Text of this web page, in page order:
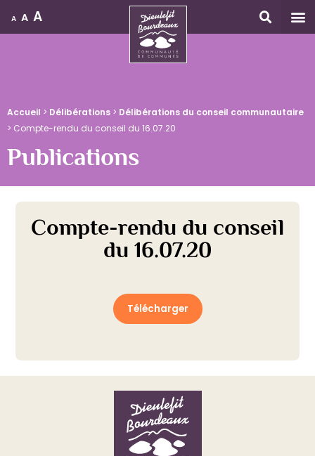
A A A
Accueil > Délibérations > Délibérations du conseil communautaire
> Compte-rendu du conseil du 16.07.20
Publications
Télécharger
Compte-rendu du conseil
du 16.07.20